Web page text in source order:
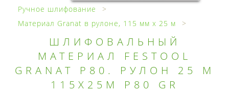
Ручное шлифование
Материал Granat в рулоне, 115 мм x 25 м
ШЛИФОВАЛЬНЫЙ
МАТЕРИАЛ FESTOOL
GRANAT P80. РУЛОН 25 М
115X25M P80 GR